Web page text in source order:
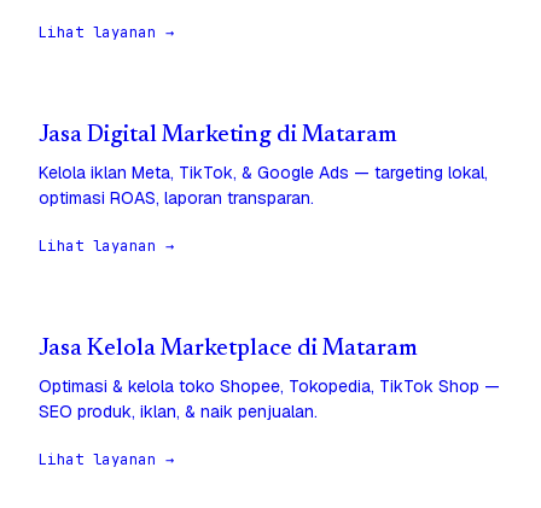
Lihat layanan →
Jasa Digital Marketing di Mataram
Kelola iklan Meta, TikTok, & Google Ads — targeting lokal,
optimasi ROAS, laporan transparan.
Lihat layanan →
Jasa Kelola Marketplace di Mataram
Optimasi & kelola toko Shopee, Tokopedia, TikTok Shop —
SEO produk, iklan, & naik penjualan.
Lihat layanan →